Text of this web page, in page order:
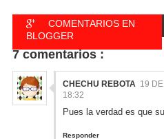
COMENTARIOS EN
BLOGGER
FACEBOOK
7 comentarios :
CHECHU REBOTA 19
18:32
Pues la verdad es que
Responder